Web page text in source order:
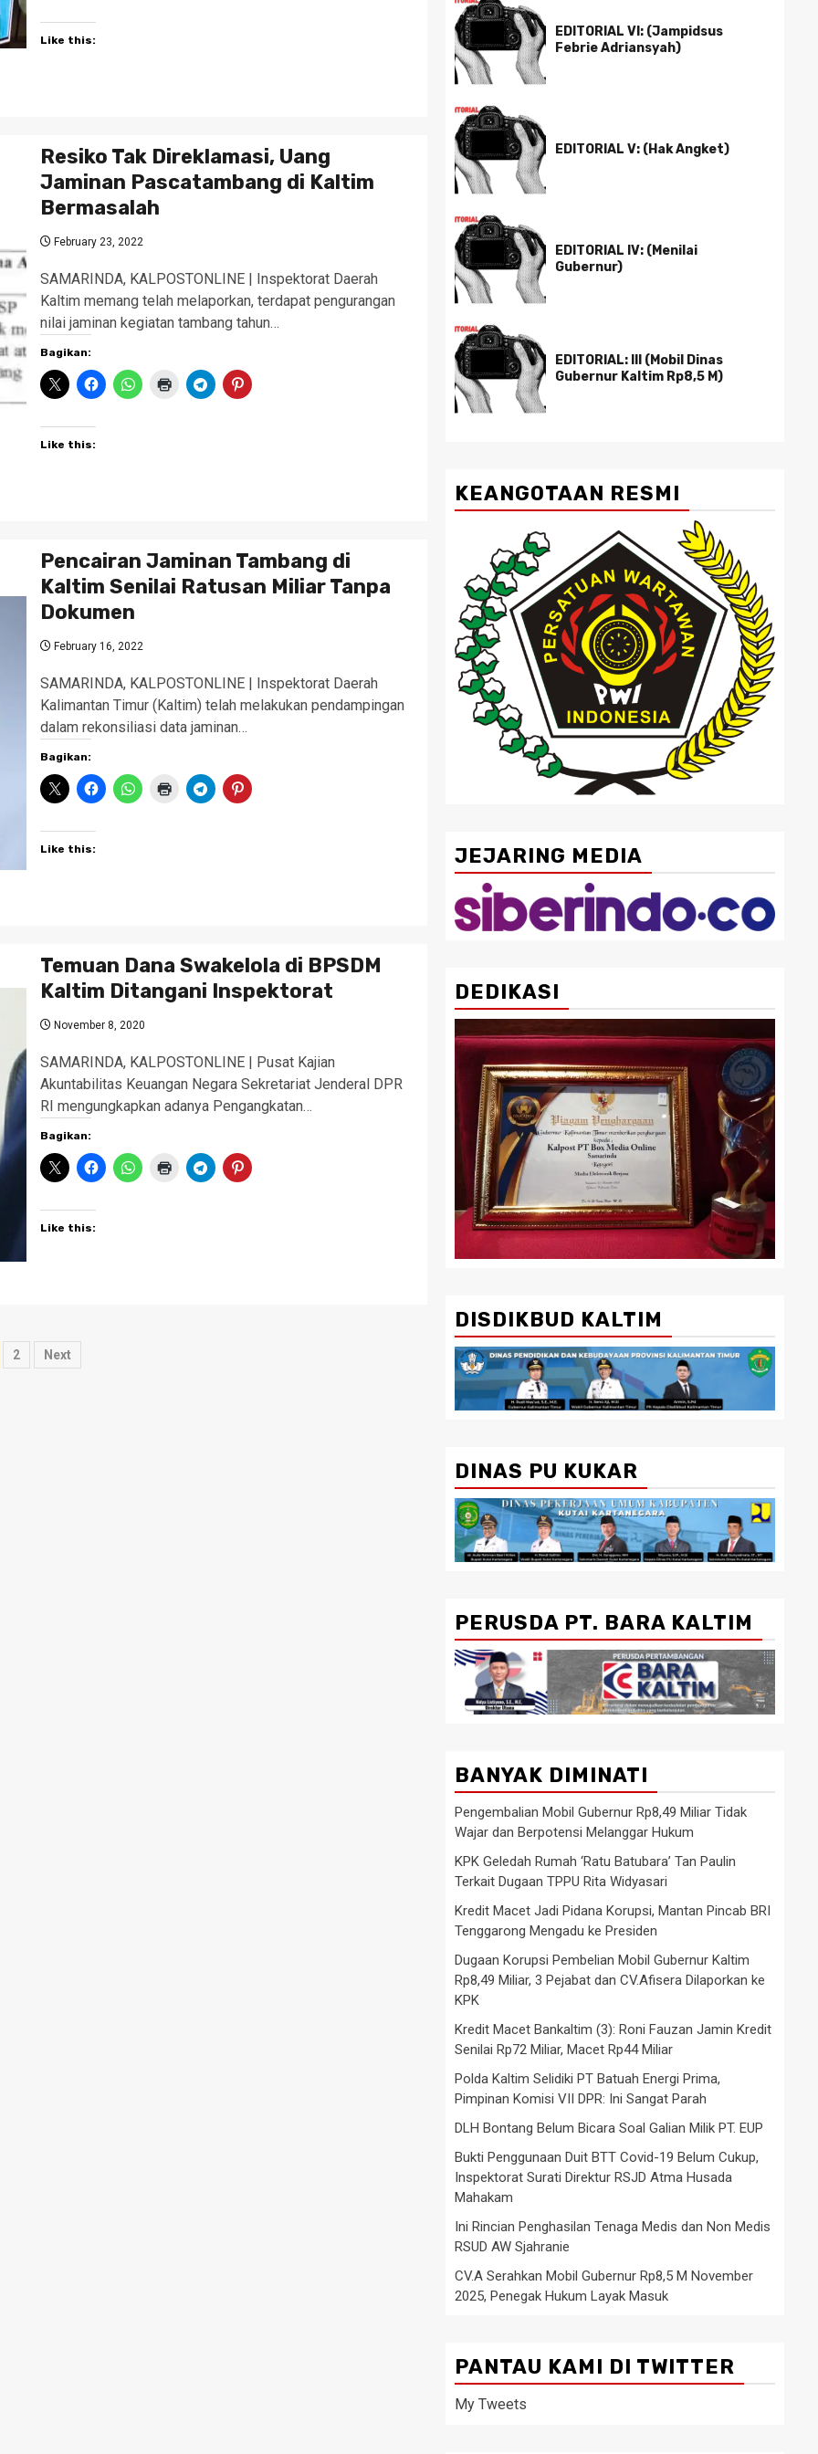
Like this:
Resiko Tak Direklamasi, Uang
Jaminan Pascatambang di Kaltim
Bermasalah
February 23, 2022
SAMARINDA, KALPOSTONLINE | Inspektorat Daerah
Kaltim memang telah melaporkan, terdapat pengurangan
nilai jaminan kegiatan tambang tahun…
Bagikan:
Like this:
Pencairan Jaminan Tambang di
Kaltim Senilai Ratusan Miliar Tanpa
Dokumen
February 16, 2022
SAMARINDA, KALPOSTONLINE | Inspektorat Daerah
Kalimantan Timur (Kaltim) telah melakukan pendampingan
dalam rekonsiliasi data jaminan…
Bagikan:
Like this:
Temuan Dana Swakelola di BPSDM
Kaltim Ditangani Inspektorat
November 8, 2020
SAMARINDA, KALPOSTONLINE | Pusat Kajian
Akuntabilitas Keuangan Negara Sekretariat Jenderal DPR
RI mengungkapkan adanya Pengangkatan…
Bagikan:
Like this:
2 Next
EDITORIAL VI: (Jampidsus
Febrie Adriansyah)
EDITORIAL V: (Hak Angket)
EDITORIAL IV: (Menilai
Gubernur)
EDITORIAL: III (Mobil Dinas
Gubernur Kaltim Rp8,5 M)
KEANGOTAAN RESMI
JEJARING MEDIA
DEDIKASI
DISDIKBUD KALTIM
DINAS PU KUKAR
PERUSDA PT. BARA KALTIM
BANYAK DIMINATI
Pengembalian Mobil Gubernur Rp8,49 Miliar Tidak
Wajar dan Berpotensi Melanggar Hukum
KPK Geledah Rumah ‘Ratu Batubara’ Tan Paulin
Terkait Dugaan TPPU Rita Widyasari
Kredit Macet Jadi Pidana Korupsi, Mantan Pincab BRI
Tenggarong Mengadu ke Presiden
Dugaan Korupsi Pembelian Mobil Gubernur Kaltim
Rp8,49 Miliar, 3 Pejabat dan CV.Afisera Dilaporkan ke
KPK
Kredit Macet Bankaltim (3): Roni Fauzan Jamin Kredit
Senilai Rp72 Miliar, Macet Rp44 Miliar
Polda Kaltim Selidiki PT Batuah Energi Prima,
Pimpinan Komisi VII DPR: Ini Sangat Parah
DLH Bontang Belum Bicara Soal Galian Milik PT. EUP
Bukti Penggunaan Duit BTT Covid-19 Belum Cukup,
Inspektorat Surati Direktur RSJD Atma Husada
Mahakam
Ini Rincian Penghasilan Tenaga Medis dan Non Medis
RSUD AW Sjahranie
CV.A Serahkan Mobil Gubernur Rp8,5 M November
2025, Penegak Hukum Layak Masuk
PANTAU KAMI DI TWITTER
My Tweets